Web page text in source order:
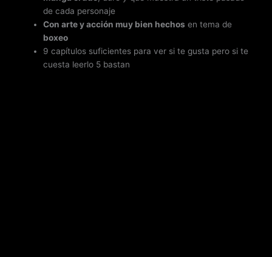
de cada personaje
Con arte y acción muy bien hechos en tema de
boxeo
9 capítulos suficientes para ver si te gusta pero si te
cuesta leerlo 5 bastan